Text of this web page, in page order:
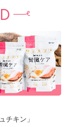
チキン」